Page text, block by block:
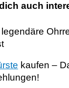
auch
kaufen –